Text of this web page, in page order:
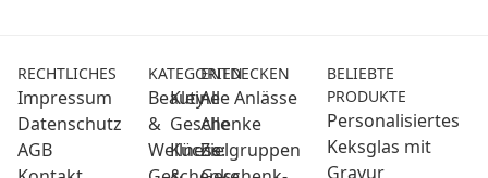
RECHTLICHES
Impressum
Datenschutz
AGB
KATEGORIEN
Beauty
&
Wellness:
Kleine
Geschenke
Küche
ENTDECKEN
Alle Anlässe
Alle
Zielgruppen
BELIEBTE
PRODUKTE
Personalisiertes
Keksglas mit
Gravur